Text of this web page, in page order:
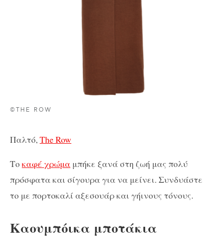
©THE ROW
Παλτό, The Row
Τοκαφέ χρώμα μπήκε ξανά στη ζωή μας πολύ
πρόσφατα και σίγουρα για να μείνει. Συνδυάστε
το με πορτοκαλί αξεσουάρ και γήινους τόνους.
Καουμπόικα μποτάκια